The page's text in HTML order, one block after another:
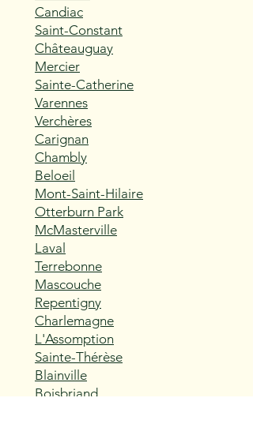
Candiac
Saint-Constant
Châteauguay
Mercier
Sainte-Catherine
Varennes
Verchères
Carignan
Chambly
Beloeil
Mont-Saint-Hilaire
Otterburn Park
McMasterville
Laval
Terrebonne
Mascouche
Repentigny
Charlemagne
L'Assomption
Sainte-Thérèse
Blainville
Boisbriand